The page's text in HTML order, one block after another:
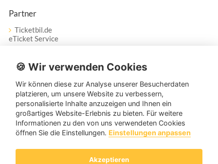
Partner
Ticketbil.de
eTicket Service
Vertrag widerrufen
Service
Unser Tanzpartner-Service hilft Ihnen bei Fragen und
Anregungen gerne weiter!
🍪 Wir verwenden Cookies
Wir können diese zur Analyse unserer Besucherdaten
platzieren, um unsere Website zu verbessern,
personalisierte Inhalte anzuzeigen und Ihnen ein
großartiges Website-Erlebnis zu bieten. Für weitere
Informationen zu den von uns verwendeten Cookies
öffnen Sie die Einstellungen. Einstellungen anpassen
Akzeptieren